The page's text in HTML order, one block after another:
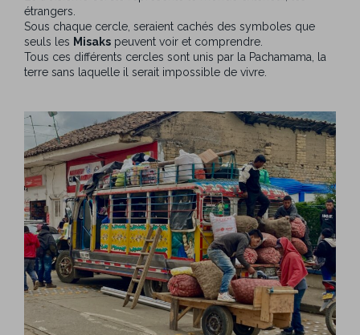
étrangers.
Sous chaque cercle, seraient cachés des symboles que
seuls les Misaks peuvent voir et comprendre.
Tous ces différents cercles sont unis par la Pachamama, la
terre sans laquelle il serait impossible de vivre.